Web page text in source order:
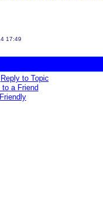
17:49
Reply to Topic
to a Friend